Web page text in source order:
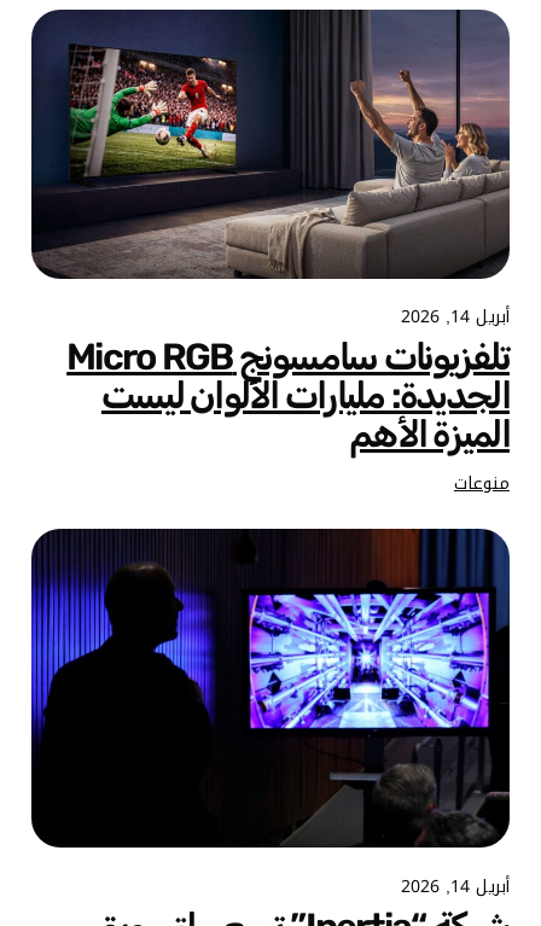
أبريل 14, 2026
تلفزيونات سامسونج Micro RGB
الجديدة: مليارات الألوان ليست
الميزة الأهم
منوعات
أبريل 14, 2026